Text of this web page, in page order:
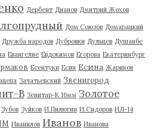
Дербент Дианов Дмитрий Жохов
Дом Союзов Домарацкий
Дружба народов Дубровки Дульцев Душанбе
Евангелие Евдокимов Егорова Екатеринбург
Есентуки Есин Есина Жариков
Зачатьевский Звенигород
В Зенитар-К 16мм Золотое
Зубов Зуйков И.Пилюгин И.Сидоров ИЛ-14
Иванилов Иванов Иванова